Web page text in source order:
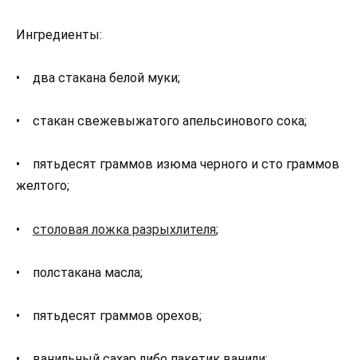
Ингредиенты:
• два стакана белой муки;
• стакан свежевыжатого апельсинового сока;
• пятьдесят граммов изюма черного и сто граммов
желтого;
• столовая ложка разрыхлителя;
• полстакана масла;
• пятьдесят граммов орехов;